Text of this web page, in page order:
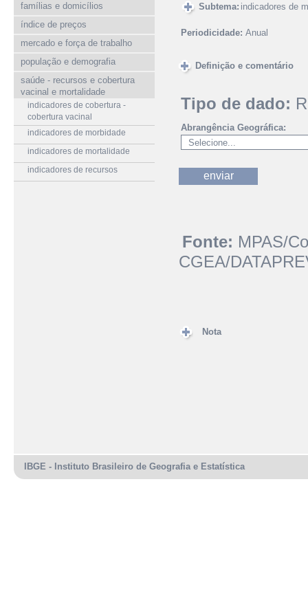
famílias e domicílios
índice de preços
mercado e força de trabalho
população e demografia
saúde - recursos e cobertura
vacinal e mortalidade
indicadores de cobertura -
cobertura vacinal
indicadores de morbidade
indicadores de mortalidade
indicadores de recursos
Subtema: indicadores de
Periodicidade: Anual
Definição e comentário
Tipo de dado:
Abrangência Geográfica:
Fonte: MPAS/
CGEA/
Nota
IBGE - Instituto Brasileiro de Geografia e Estatística